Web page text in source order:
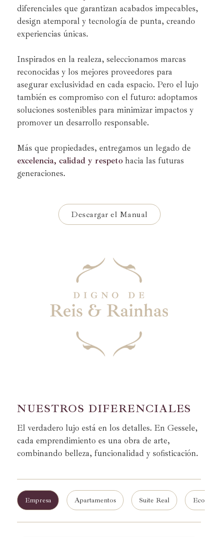
diferenciales que garantizan acabados impecables,
design atemporal y tecnología de punta, creando
experiencias únicas.
Inspirados en la realeza, seleccionamos marcas
reconocidas y los mejores proveedores para
asegurar exclusividad en cada espacio. Pero el lujo
también es compromiso con el futuro: adoptamos
soluciones sostenibles para minimizar impactos y
promover un desarrollo responsable.
Más que propiedades, entregamos un legado de
excelencia, calidad y respeto hacia las futuras
generaciones.
Descargar el Manual
NUESTROS DIFERENCIALES
El verdadero lujo está en los detalles. En Gessele,
cada emprendimiento es una obra de arte,
combinando belleza, funcionalidad y sofisticación.
Empresa Apartamentos Suite Real Eco-